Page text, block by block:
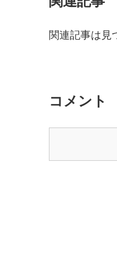
関連記事は見
コメント